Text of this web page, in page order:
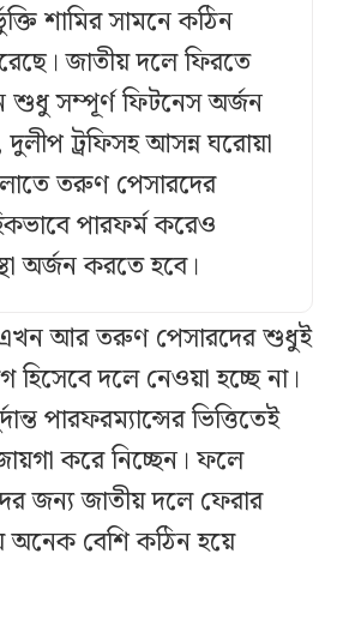
শামির সামনে কঠিন
জাতীয় দলে ফিরতে
সম্পূর্ণ ফিটনেস অর্জন
ট্রফিসহ আসন্ন ঘরোয়া
তরুণ পেসারদের
পারফর্ম করেও
অর্জন করতে হবে।
এখন আর তরুণ পেসারদের শুধুই
হিসেবে দলে নেওয়া হচ্ছে না।
পারফরম্যান্সের ভিত্তিতেই
করে নিচ্ছেন। ফলে
জন্য জাতীয় দলে ফেরার
বেশি কঠিন হয়ে